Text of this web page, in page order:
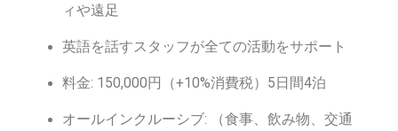
ィや遠足
英語を話すスタッフが全ての活動をサポート
料金: 150,000円（+10%消費税）5日間4泊
オールインクルーシブ: （食事、飲み物、交通